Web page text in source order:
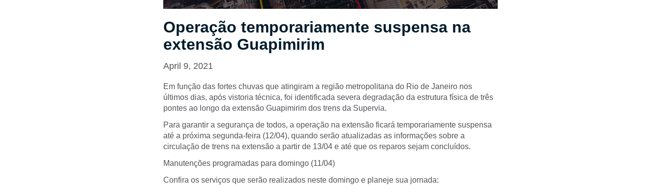
Operação temporariamente suspensa na
extensão Guapimirim
April 9, 2021
Em função das fortes chuvas que atingiram a região metropolitana do Rio de Janeiro nos
últimos dias, após vistoria técnica, foi identificada severa degradação da estrutura física de três
pontes ao longo da extensão Guapimirim dos trens da Supervia.
Para garantir a segurança de todos, a operação na extensão ficará temporariamente suspensa
até a próxima segunda-feira (12/04), quando serão atualizadas as informações sobre a
circulação de trens na extensão a partir de 13/04 e até que os reparos sejam concluídos.
Manutenções programadas para domingo (11/04)
Confira os serviços que serão realizados neste domingo e planeje sua jornada: